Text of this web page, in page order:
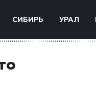
СИБИРЬ УРАЛ